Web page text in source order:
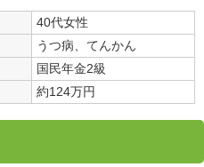
40代女性
うつ病、てんかん
国民年金2級
約124万円